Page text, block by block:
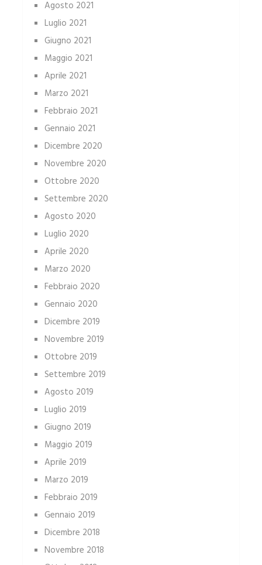
Agosto 2021
Luglio 2021
Giugno 2021
Maggio 2021
Aprile 2021
Marzo 2021
Febbraio 2021
Gennaio 2021
Dicembre 2020
Novembre 2020
Ottobre 2020
Settembre 2020
Agosto 2020
Luglio 2020
Aprile 2020
Marzo 2020
Febbraio 2020
Gennaio 2020
Dicembre 2019
Novembre 2019
Ottobre 2019
Settembre 2019
Agosto 2019
Luglio 2019
Giugno 2019
Maggio 2019
Aprile 2019
Marzo 2019
Febbraio 2019
Gennaio 2019
Dicembre 2018
Novembre 2018